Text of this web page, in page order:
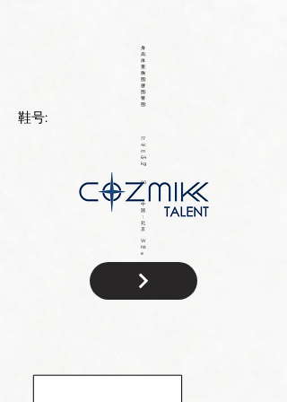
W
hit
e
中
国
：
北
京
身
高:
体
重:
胸
围:
腰
围:
臀
围:
鞋号:
17
4c
m
64
kg
90
籍: